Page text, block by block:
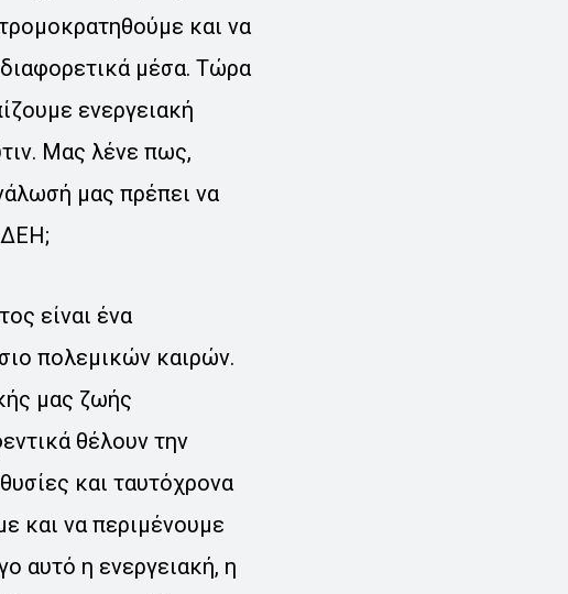
και να
μέσα. Τώρα
ενεργειακή
Μας λένε πως,
μας πρέπει να
ΔΕΗ;
είναι ένα
πολεμικών καιρών.
μας ζωής
θέλουν την
και ταυτόχρονα
και να περιμένουμε
αυτό η ενεργειακή, η